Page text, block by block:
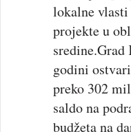
lokalne
projekte u
godini
preko 302
saldo na
budžeta na